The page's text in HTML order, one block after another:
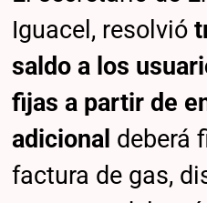
Iguacel, resolvió
saldo a los
fijas a partir de
adicional deberá
factura de gas,